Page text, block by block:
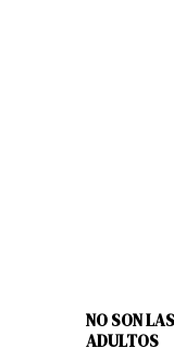
NO SON
ADULTOS